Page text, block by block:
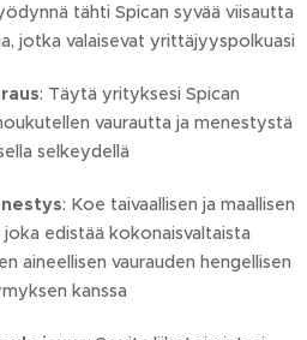
tähti Spican syvää viisautta
jotka valaisevat yrittäjyyspolkuasi
: Täytä yrityksesi Spican
vaurautta ja menestystä
selkeydellä
: Koe taivaallisen ja maallisen
edistää kokonaisvaltaista
aineellisen vaurauden hengellisen
kanssa